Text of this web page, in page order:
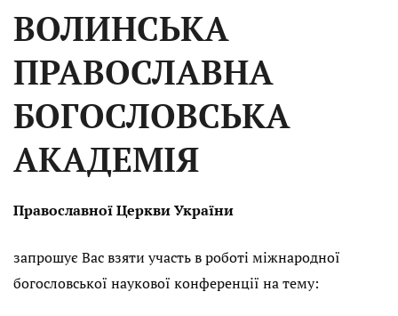
ВОЛИНСЬКА
ПРАВОСЛАВНА
БОГОСЛОВСЬКА
АКАДЕМІЯ
Православної Церкви України
запрошує Вас взяти участь в роботі міжнародної
богословської наукової конференції на тему: